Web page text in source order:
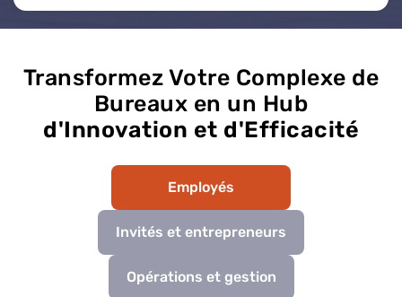
Transformez Votre Complexe de
Bureaux en un Hub
d'Innovation et d'Efficacité
Employés
Invités et entrepreneurs
Opérations et gestion